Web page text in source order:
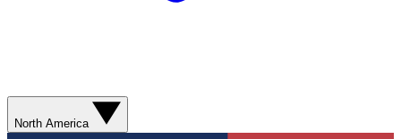
North America